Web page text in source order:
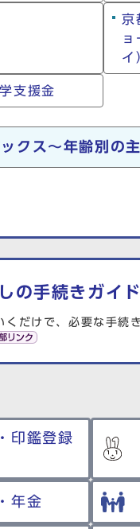
京
ョ
イ
支援金
クス～年齢別の
の手続きガイド
くだけで、必要な手続
印鑑登録
年金